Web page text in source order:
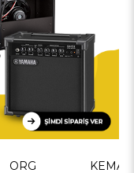
ORG KEMAN